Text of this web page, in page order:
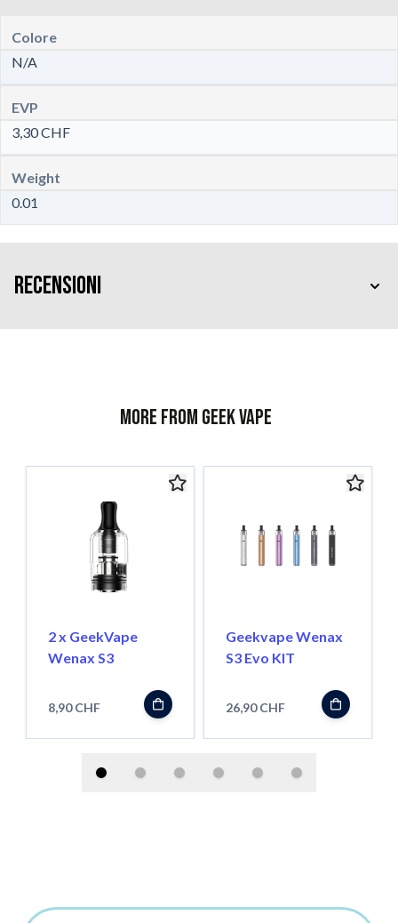
Colore
N/A
EVP
3,30 CHF
Weight
0.01
Recensioni
More from Geek Vape
2 x GeekVape
Wenax S3
8,90 CHF
Geekvape Wenax
S3 Evo KIT
26,90 CHF